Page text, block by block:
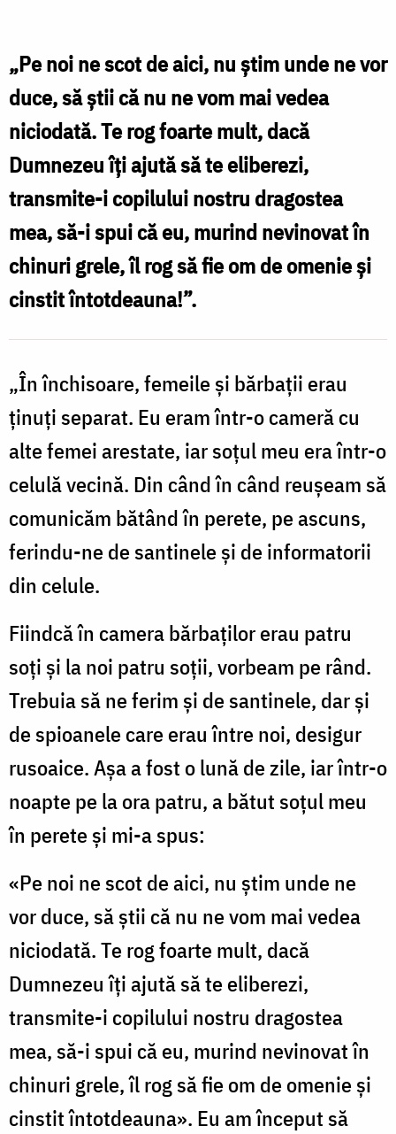
„Pe noi ne scot de aici, nu ştim unde ne vor
duce, să ştii că nu ne vom mai vedea
niciodată. Te rog foarte mult, dacă
Dumnezeu îţi ajută să te eliberezi,
transmite-i copilului nostru dragostea
mea, să-i spui că eu, murind nevinovat în
chinuri grele, îl rog să fie om de omenie şi
cinstit întotdeauna!”.
„În închisoare, femeile şi bărbaţii erau
ţinuţi separat. Eu eram într-o cameră cu
alte femei arestate, iar soţul meu era într-o
celulă vecină. Din când în când reuşeam să
comunicăm bătând în perete, pe ascuns,
ferindu-ne de santinele şi de informatorii
din celule.
Fiindcă în camera bărbaţilor erau patru
soţi şi la noi patru soţii, vorbeam pe rând.
Trebuia să ne ferim şi de santinele, dar şi
de spioanele care erau între noi, desigur
rusoaice. Aşa a fost o lună de zile, iar într-o
noapte pe la ora patru, a bătut soţul meu
în perete şi mi-a spus:
«Pe noi ne scot de aici, nu ştim unde ne
vor duce, să ştii că nu ne vom mai vedea
niciodată. Te rog foarte mult, dacă
Dumnezeu îţi ajută să te eliberezi,
transmite-i copilului nostru dragostea
mea, să-i spui că eu, murind nevinovat în
chinuri grele, îl rog să fie om de omenie şi
cinstit întotdeauna». Eu am început să